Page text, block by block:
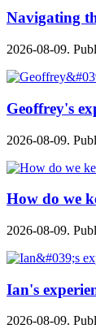
Navigating
2026-08-09.
Geoffrey's
2026-08-09.
How do we
2026-08-09.
Ian's
2026-08-09.